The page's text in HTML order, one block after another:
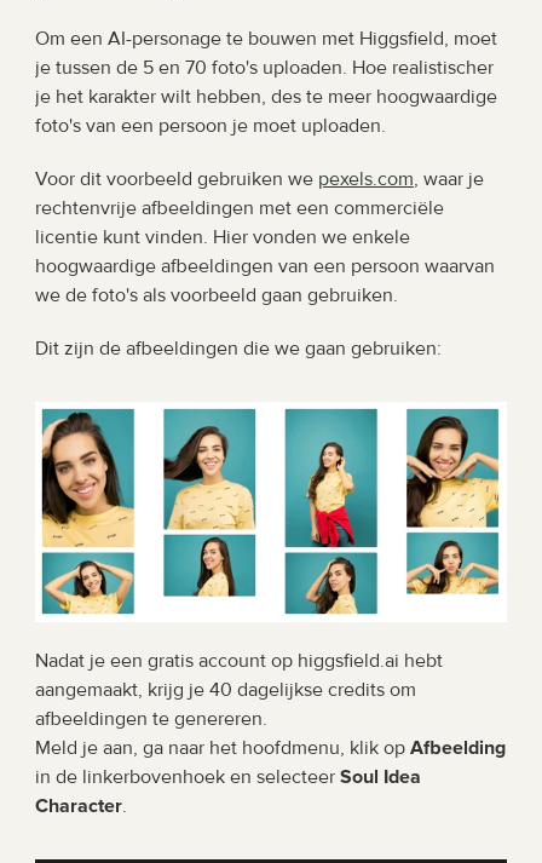
Om een AI-personage te bouwen met Higgsfield, moet
je tussen de 5 en 70 foto's uploaden. Hoe realistischer
je het karakter wilt hebben, des te meer hoogwaardige
foto's van een persoon je moet uploaden.
Voor dit voorbeeld gebruiken we pexels.com, waar je
rechtenvrije afbeeldingen met een commerciële
licentie kunt vinden. Hier vonden we enkele
hoogwaardige afbeeldingen van een persoon waarvan
we de foto's als voorbeeld gaan gebruiken.
Dit zijn de afbeeldingen die we gaan gebruiken:
Nadat je een gratis account op higgsfield.ai hebt
aangemaakt, krijg je 40 dagelijkse credits om
afbeeldingen te genereren.
Meld je aan, ga naar het hoofdmenu, klik op Afbeelding
in de linkerbovenhoek en selecteer Soul Idea
Character.